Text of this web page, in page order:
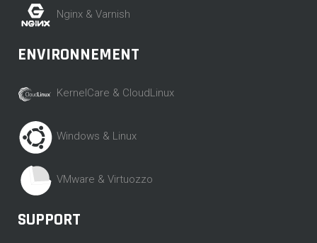
Nginx & Varnish
ENVIRONNEMENT
KernelCare & CloudLinux
Windows & Linux
VMware & Virtuozzo
SUPPORT